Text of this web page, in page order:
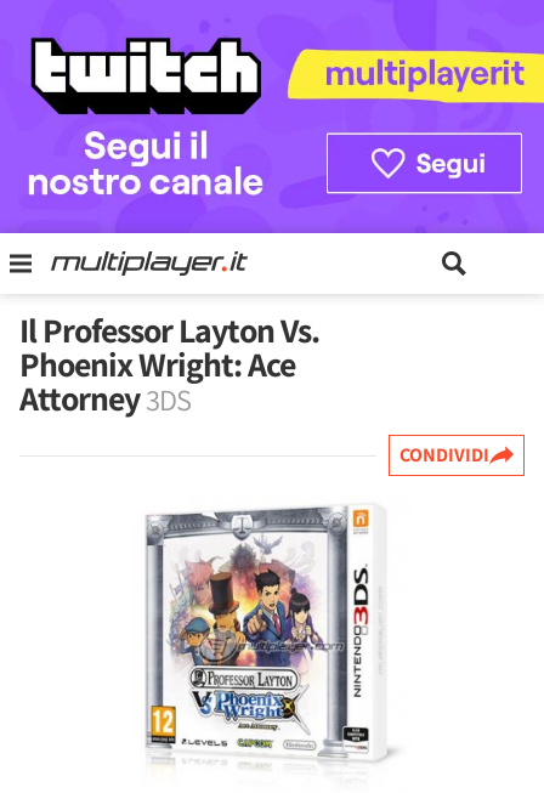
Il Professor Layton Vs.
Phoenix Wright: Ace
Attorney3DS
CONDIVIDI